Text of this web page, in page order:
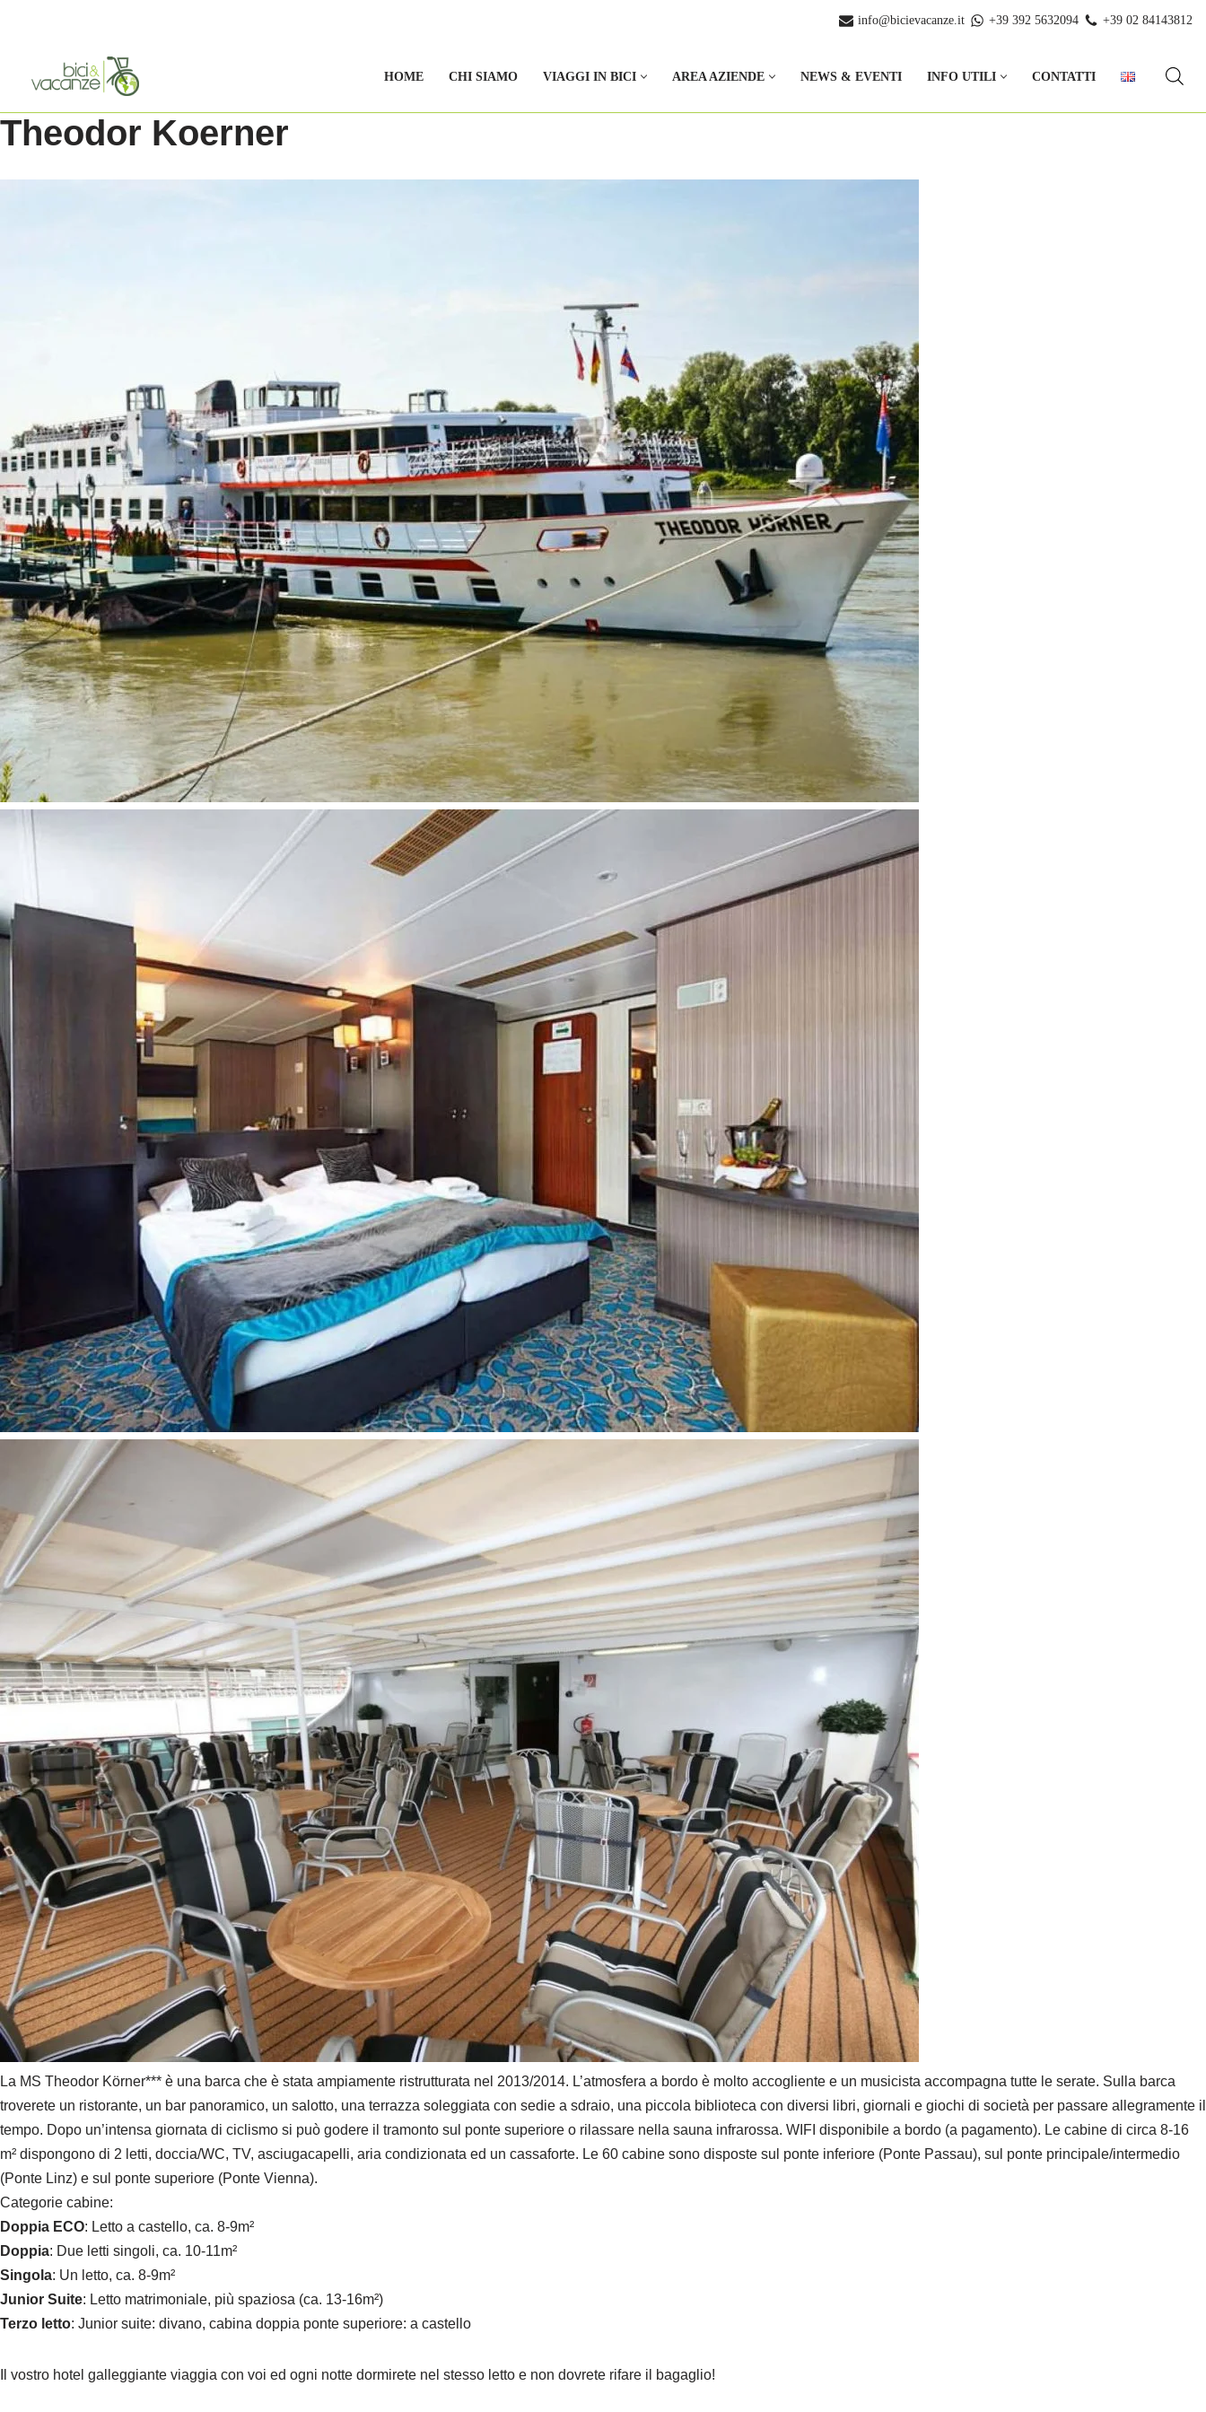
info@bicievacanze.it +39 392 5632094 +39 02 84143812
HOME CHI SIAMO VIAGGI IN BICI AREA AZIENDE NEWS & EVENTI INFO UTILI CONTATTI
Theodor Koerner
La MS Theodor Körner*** è una barca che è stata ampiamente ristrutturata nel 2013/2014. L’atmosfera a bordo è molto accogliente e un musicista accompagna tutte le serate. Sulla barca
troverete un ristorante, un bar panoramico, un salotto, una terrazza soleggiata con sedie a sdraio, una piccola biblioteca con diversi libri, giornali e giochi di società per passare allegramente il
tempo. Dopo un’intensa giornata di ciclismo si può godere il tramonto sul ponte superiore o rilassare nella sauna infrarossa. WIFI disponibile a bordo (a pagamento). Le cabine di circa 8-16
m² dispongono di 2 letti, doccia/WC, TV, asciugacapelli, aria condizionata ed un cassaforte. Le 60 cabine sono disposte sul ponte inferiore (Ponte Passau), sul ponte principale/intermedio
(Ponte Linz) e sul ponte superiore (Ponte Vienna).
Categorie cabine:
Doppia ECO: Letto a castello, ca. 8-9m²
Doppia: Due letti singoli, ca. 10-11m²
Singola: Un letto, ca. 8-9m²
Junior Suite: Letto matrimoniale, più spaziosa (ca. 13-16m²)
Terzo letto: Junior suite: divano, cabina doppia ponte superiore: a castello
Il vostro hotel galleggiante viaggia con voi ed ogni notte dormirete nel stesso letto e non dovrete rifare il bagaglio!